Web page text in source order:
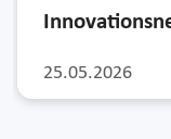
25.05.2026